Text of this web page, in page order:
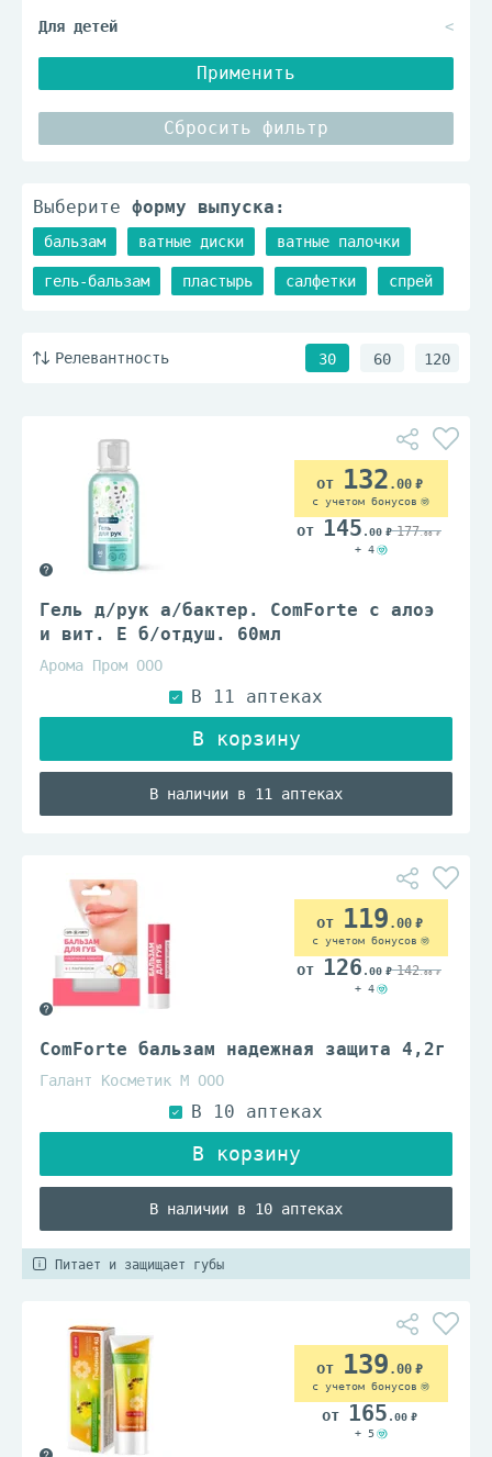
Применить
Сбросить фильтр
Выберите форму выпуска:
бальзам ватные диски ватные палочки
гель-бальзам пластырь салфетки спрей
Релевантность 30 60 120
Гель д/рук а/бактер. ComForte с алоэ
и вит. Е б/отдуш. 60мл
Арома Пром ООО
В наличии в 11 аптеках
132 .00
с учетом бонусов
145 .00 177.00
+ 4
ComForte бальзам надежная защита 4,2г
Галант Косметик М ООО
В наличии в 10 аптеках
119 .00
с учетом бонусов
126 .00 142.00
+ 4
Питает и защищает губы
139 .00
с учетом бонусов
165 .00
+ 5